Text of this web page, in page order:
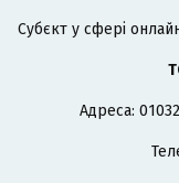
Cубєкт у сфері
Адреса: